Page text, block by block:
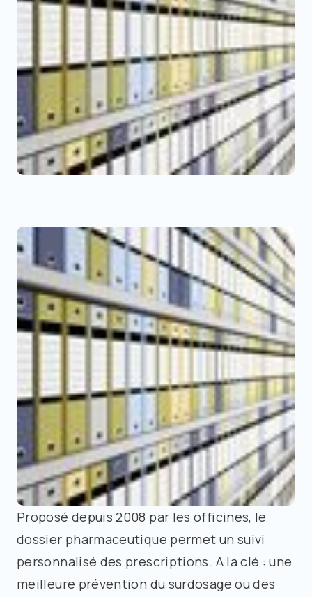
Proposé depuis 2008 par les officines, le
dossier pharmaceutique permet un suivi
personnalisé des prescriptions. A la clé : une
meilleure prévention du surdosage ou des